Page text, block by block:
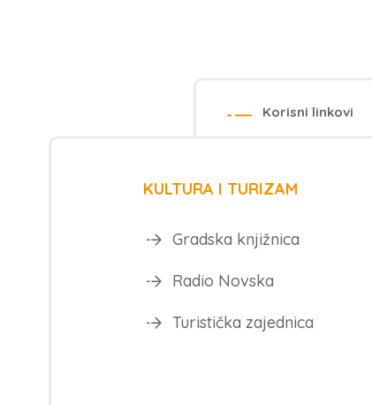
Korisni linkovi
KULTURA I TURIZAM
Gradska knjižnica
Radio Novska
Turistička zajednica